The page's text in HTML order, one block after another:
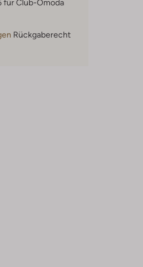
für Club-Omoda
Rückgaberecht